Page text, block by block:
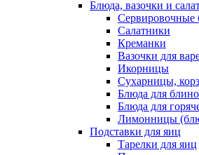
Блюда, вазочки и
Сервировочные
Салатники
Креманки
Вазочки для
Икорницы
Сухарницы,
Блюда для
Блюда для
Лимонницы
Подставки для яиц
Тарелки для яиц